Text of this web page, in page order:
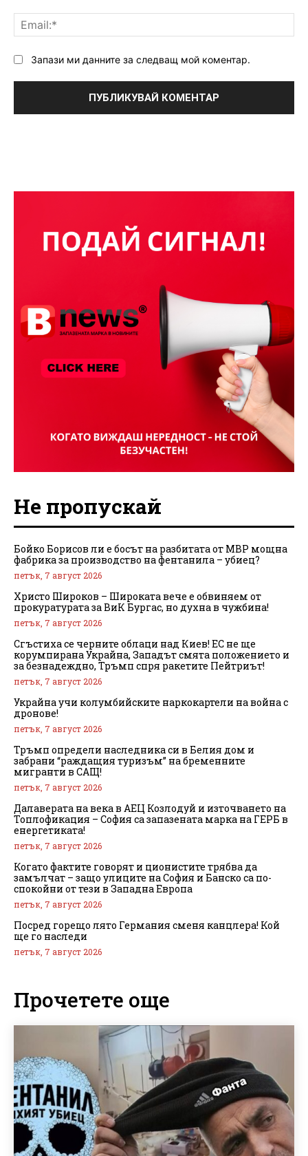
Запази ми данните за следващ мой коментар.
Не пропускай
Бойко Борисов ли е босът на разбитата от МВР мощна
фабрика за производство на фентанила – убиец?
петък, 7 август 2026
Христо Широков – Широката вече е обвиняем от
прокуратурата за ВиК Бургас, но духна в чужбина!
петък, 7 август 2026
Сгъстиха се черните облаци над Киев! ЕС не ще
корумпирана Украйна, Западът смята положението и
за безнадеждно, Тръмп спря ракетите Пейтриът!
петък, 7 август 2026
Украйна учи колумбийските наркокартели на война с
дронове!
петък, 7 август 2026
Тръмп определи наследника си в Белия дом и
забрани “раждащия туризъм” на бременните
мигранти в САЩ!
петък, 7 август 2026
Далаверата на века в АЕЦ Козлодуй и източването на
Топлофикация – София са запазената марка на ГЕРБ в
енергетиката!
петък, 7 август 2026
Когато фактите говорят и ционистите трябва да
замълчат – защо улиците на София и Банско са по-
спокойни от тези в Западна Европа
петък, 7 август 2026
Посред горещо лято Германия сменя канцлера! Кой
ще го наследи
петък, 7 август 2026
Прочетете още